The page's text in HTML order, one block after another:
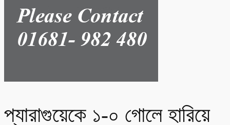
প্যারাগুয়েকে ১-০ গোলে হারিয়ে